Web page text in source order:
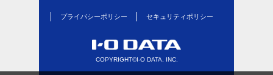
プライバシーポリシー セキュリティポリシー
COPYRIGHT©I-O DATA, INC.